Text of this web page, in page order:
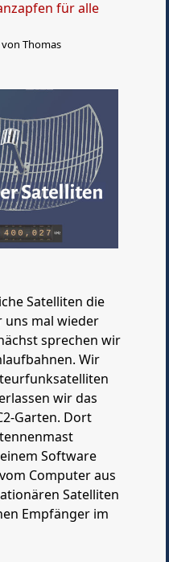
für alle
von Thomas
Satelliten die
uns mal wieder
sprechen wir
Wir
wir das
Garten. Dort
Software
Computer aus
Satelliten
Empfänger im